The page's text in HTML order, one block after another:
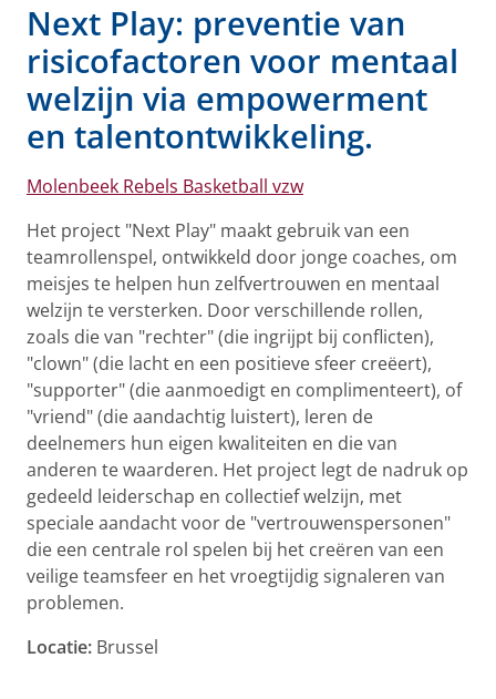
Next Play: preventie van
risicofactoren voor mentaal
welzijn via empowerment
en talentontwikkeling.
Molenbeek Rebels Basketball vzw
Het project "Next Play" maakt gebruik van een
teamrollenspel, ontwikkeld door jonge coaches, om
meisjes te helpen hun zelfvertrouwen en mentaal
welzijn te versterken. Door verschillende rollen,
zoals die van "rechter" (die ingrijpt bij conflicten),
"clown" (die lacht en een positieve sfeer creëert),
"supporter" (die aanmoedigt en complimenteert), of
"vriend" (die aandachtig luistert), leren de
deelnemers hun eigen kwaliteiten en die van
anderen te waarderen. Het project legt de nadruk op
gedeeld leiderschap en collectief welzijn, met
speciale aandacht voor de "vertrouwenspersonen"
die een centrale rol spelen bij het creëren van een
veilige teamsfeer en het vroegtijdig signaleren van
problemen.
Locatie: Brussel